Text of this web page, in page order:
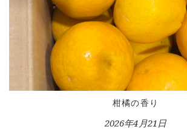
HOME
INFORMATION
VOICE GALLERY
柑橘の香り
2026年4月21日